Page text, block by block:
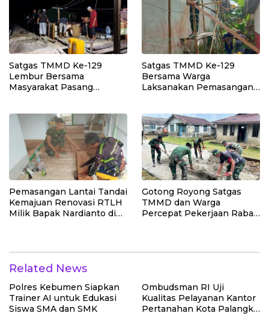
Tingkatkan Manfaat
Ekonomi Warga
Satgas TMMD Ke-129
Lembur Bersama
Masyarakat Pasang
Satgas TMMD Ke-129
Bersama Warga
Laksanakan Pemasangan
Pemasangan Lantai Tandai
Kemajuan Renovasi RTLH
Milik Bapak Nardianto di
Gotong Royong Satgas
TMMD dan Warga
Percepat Pekerjaan Rabat
Related News
Polres Kebumen Siapkan
Trainer AI untuk Edukasi
Siswa SMA dan SMK
Ombudsman RI Uji
Kualitas Pelayanan Kantor
Pertanahan Kota Palangka